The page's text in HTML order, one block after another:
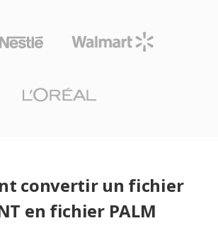
convertir un fichier
en fichier PALM